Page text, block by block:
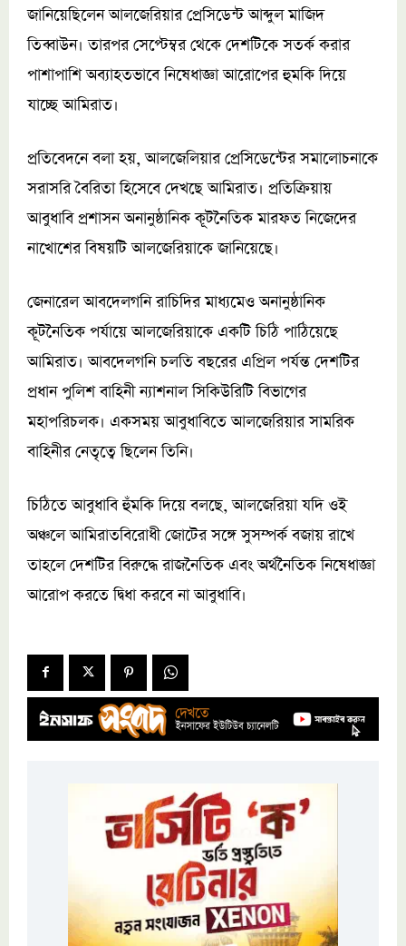
জানিয়েছিলেন আলজেরিয়ার প্রেসিডেন্ট আব্দুল মাজিদ
তিব্বাউন। তারপর সেপ্টেম্বর থেকে দেশটিকে সতর্ক করার
পাশাপাশি অব্যাহতভাবে নিষেধাজ্ঞা আরোপের হুমকি দিয়ে
যাচ্ছে আমিরাত।
প্রতিবেদনে বলা হয়, আলজেলিয়ার প্রেসিডেন্টের সমালোচনাকে
সরাসরি বৈরিতা হিসেবে দেখছে আমিরাত। প্রতিক্রিয়ায়
আবুধাবি প্রশাসন অনানুষ্ঠানিক কূটনৈতিক মারফত নিজেদের
নাখোশের বিষয়টি আলজেরিয়াকে জানিয়েছে।
জেনারেল আবদেলগনি রাচিদির মাধ্যমেও অনানুষ্ঠানিক
কূটনৈতিক পর্যায়ে আলজেরিয়াকে একটি চিঠি পাঠিয়েছে
আমিরাত। আবদেলগনি চলতি বছরের এপ্রিল পর্যন্ত দেশটির
প্রধান পুলিশ বাহিনী ন্যাশনাল সিকিউরিটি বিভাগের
মহাপরিচলক। একসময় আবুধাবিতে আলজেরিয়ার সামরিক
বাহিনীর নেতৃত্বে ছিলেন তিনি।
চিঠিতে আবুধাবি হুঁমকি দিয়ে বলছে, আলজেরিয়া যদি ওই
অঞ্চলে আমিরাতবিরোধী জোটের সঙ্গে সুসম্পর্ক বজায় রাখে
তাহলে দেশটির বিরুদ্ধে রাজনৈতিক এবং অর্থনৈতিক নিষেধাজ্ঞা
আরোপ করতে দ্বিধা করবে না আবুধাবি।